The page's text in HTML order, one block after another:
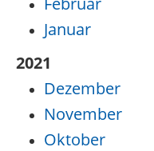
Januar
2021
Dezember
November
Oktober